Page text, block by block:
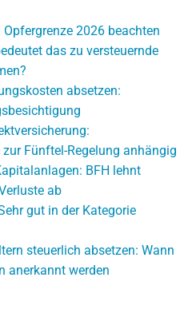
2026 beachten
das zu versteuernde
absetzen:
Fünftel-Regelung anhängig
BFH lehnt
ab
gut in der Kategorie
steuerlich absetzen: Wann
anerkannt werden